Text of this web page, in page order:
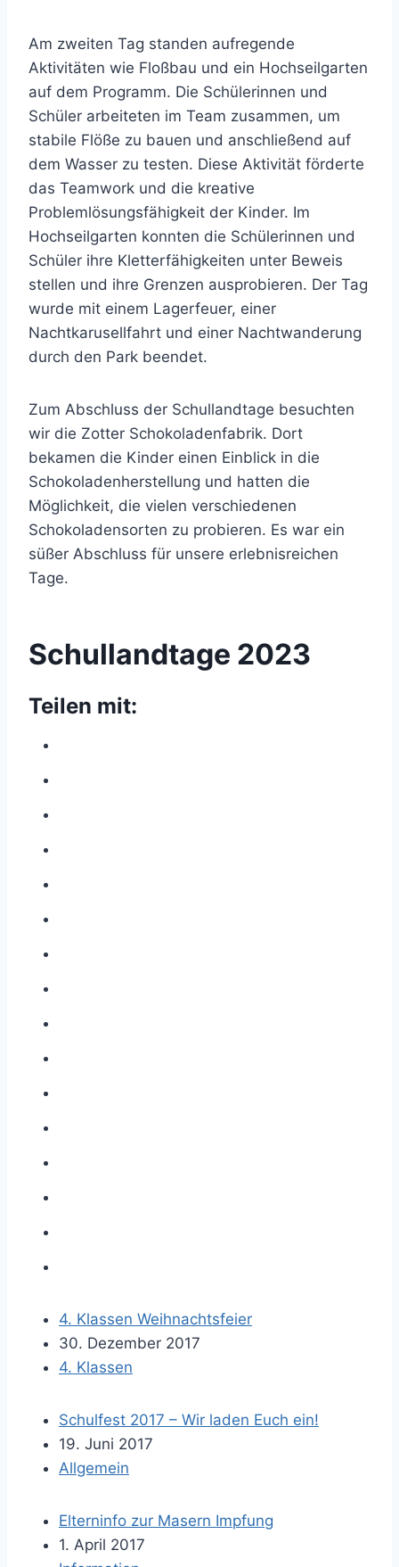
Am zweiten Tag standen aufregende
Aktivitäten wie Floßbau und ein Hochseilgarten
auf dem Programm. Die Schülerinnen und
Schüler arbeiteten im Team zusammen, um
stabile Flöße zu bauen und anschließend auf
dem Wasser zu testen. Diese Aktivität förderte
das Teamwork und die kreative
Problemlösungsfähigkeit der Kinder. Im
Hochseilgarten konnten die Schülerinnen und
Schüler ihre Kletterfähigkeiten unter Beweis
stellen und ihre Grenzen ausprobieren. Der Tag
wurde mit einem Lagerfeuer, einer
Nachtkarusellfahrt und einer Nachtwanderung
durch den Park beendet.
Zum Abschluss der Schullandtage besuchten
wir die Zotter Schokoladenfabrik. Dort
bekamen die Kinder einen Einblick in die
Schokoladenherstellung und hatten die
Möglichkeit, die vielen verschiedenen
Schokoladensorten zu probieren. Es war ein
süßer Abschluss für unsere erlebnisreichen
Tage.
Schullandtage 2023
Teilen mit:
4. Klassen Weihnachtsfeier
30. Dezember 2017
4. Klassen
Schulfest 2017 – Wir laden Euch ein!
19. Juni 2017
Allgemein
Elterninfo zur Masern Impfung
1. April 2017